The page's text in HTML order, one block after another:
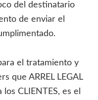
del destinatario
de enviar el
el tratamiento y
que ARREL LEGAL
CLIENTES, es el